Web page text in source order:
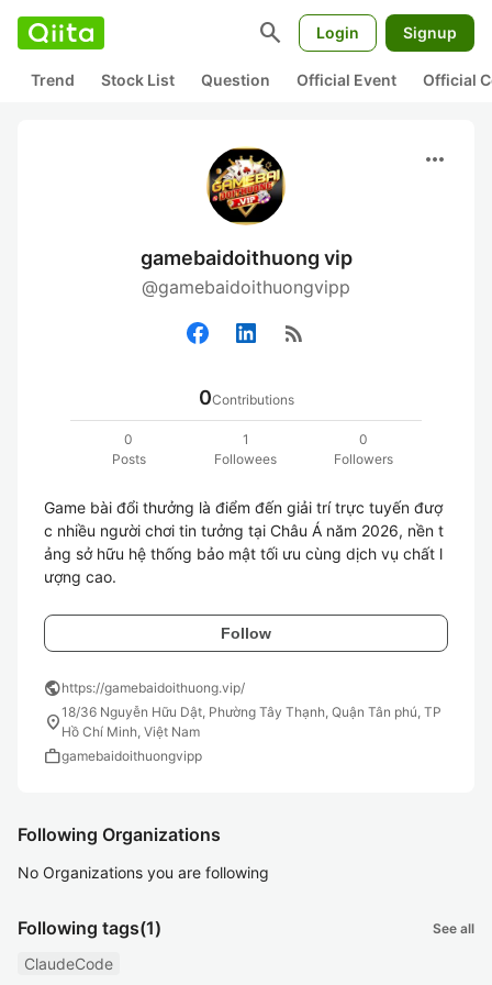
search Login Signup
Trend Stock List Question Official Event Official
more_horiz
gamebaidoithuong vip
@gamebaidoithuongvipp
rss_feed
0Contributions
0
Posts
1
Followees
0
Followers
Game bài đổi thưởng là điểm đến giải trí trực tuyến đượ
c nhiều người chơi tin tưởng tại Châu Á năm 2026, nền t
ảng sở hữu hệ thống bảo mật tối ưu cùng dịch vụ chất l
ượng cao.
Follow
publichttps://gamebaidoithuong.vip/
location_on18/36 Nguyễn Hữu Dật, Phường Tây Thạnh, Quận Tân phú, TP
Hồ Chí Minh, Việt Nam
workgamebaidoithuongvipp
Following Organizations
No Organizations you are following
Following tags(1) See all
ClaudeCode